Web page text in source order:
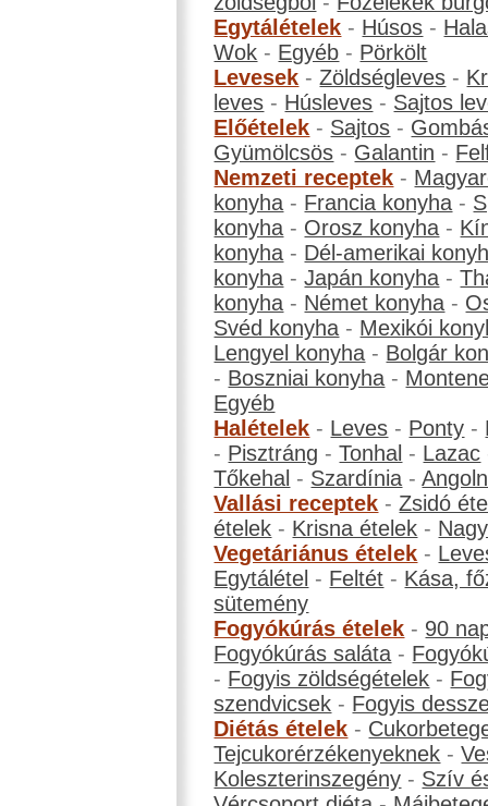
Egytálételek - Húsos -
Wok - Egyéb - Pörkölt
Levesek -Zöldségleves -
leves - Húsleves - Sajtos
Előételek - Sajtos -
Gyümölcsös - Galantin -
Nemzeti receptek -
konyha - Francia konyha -
konyha - Orosz konyha -
konyha - Dél-amerikai
konyha -Japán konyha -
konyha - Német konyha -
Svéd konyha - Mexikói
Lengyel konyha - Bolgár
- Boszniai konyha -
Egyéb
Halételek - Leves - Ponty -
- Pisztráng -Tonhal - Lazac
Tőkehal - Szardínia -
Vallási receptek -Zsidó
ételek - Krisna ételek -
Vegetáriánus ételek -
Egytálétel - Feltét - Kása,
sütemény
Fogyókúrás ételek - 90
Fogyókúrás saláta -
- Fogyis zöldségételek -
szendvicsek - Fogyis
Diétás ételek -
Tejcukorérzékenyeknek -
Koleszterinszegény - Szív